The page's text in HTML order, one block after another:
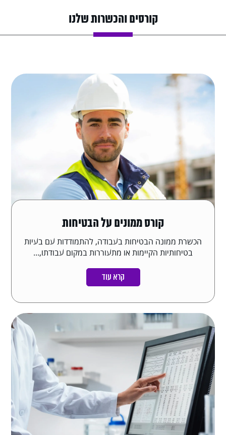
קורסים והכשרות שלנו
קורס ממונים על הבטיחות
הכשרת ממונה הבטיחות בעבודה, להתמודדות עם בעיות
בטיחותיות הקיימות או מתעוררות במקום עבודתו,...
קרא עוד